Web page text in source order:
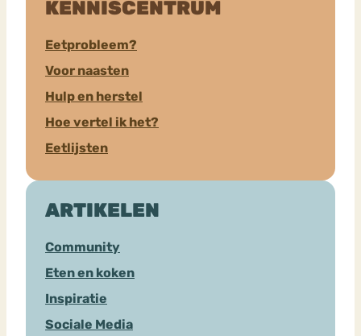
KENNISCENTRUM
Eetprobleem?
Voor naasten
Hulp en herstel
Hoe vertel ik het?
Eetlijsten
ARTIKELEN
Community
Eten en koken
Inspiratie
Sociale Media